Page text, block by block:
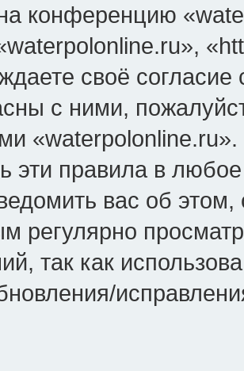
конференцию
своё
с ними,
эти правила в
вас об
регулярно
так как